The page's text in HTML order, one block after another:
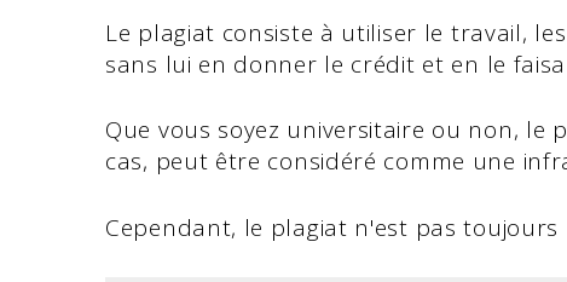
Le plagiat consiste à utiliser le travail,
sans lui en donner le crédit et en le
Que vous soyez universitaire ou non, le
cas, peut être considéré comme une
Cependant, le plagiat n'est pas toujours